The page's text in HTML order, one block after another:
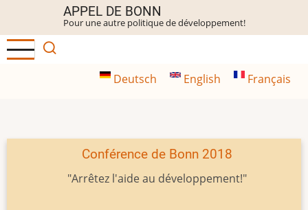
contenu
principal
APPEL DE BONN
Pour une autre politique de développement!
Deutsch English Français
Conférence de Bonn 2018
"Arrêtez l'aide au développement!"